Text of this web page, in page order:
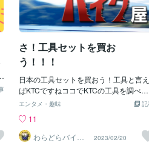
さ！工具セットを買お
う！！！
日本の工具セットを買おう！工具と言え
ばKTCですねココでKTCの工具を調べて
見てください高い？安い？感じ方は人そ
なると..........そうちゅうちょしますよね普
通はKTCの工具特にネプロスは高いと感
じますねで！100均で？となりますね私
エンタメ・趣味
11
わらどらバイク
屋
2023/02/20